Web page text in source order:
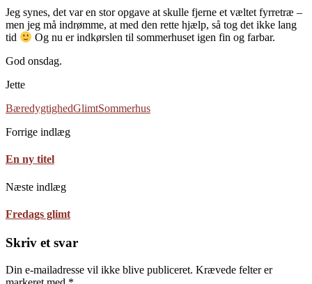
Jeg synes, det var en stor opgave at skulle fjerne et væltet fyrretræ –
men jeg må indrømme, at med den rette hjælp, så tog det ikke lang
tid
Og nu er indkørslen til sommerhuset igen fin og farbar.
God onsdag.
Jette
BæredygtighedGlimtSommerhus
Forrige indlæg
En ny titel
Næste indlæg
Fredags glimt
Skriv et svar
Din e-mailadresse vil ikke blive publiceret. Krævede felter er